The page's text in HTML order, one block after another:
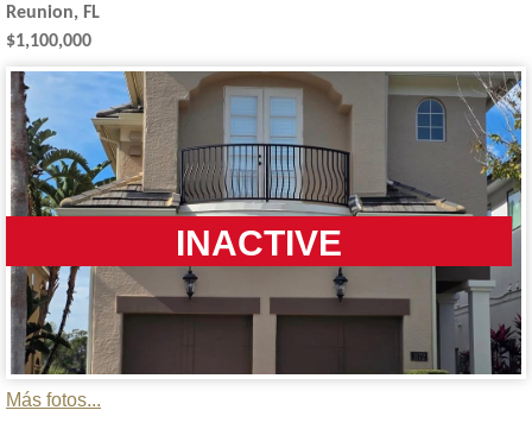
Reunion, FL
$1,100,000
INACTIVE
Más fotos...